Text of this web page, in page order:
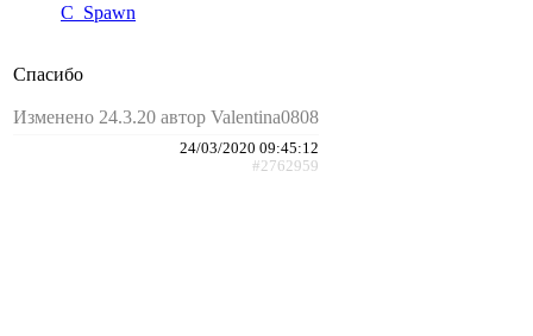
C_Spawn
Спасибо
Изменено 24.3.20 автор Valentina0808
24/03/2020 09:45:12
#2762959